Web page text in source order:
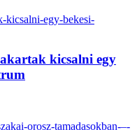
kicsalni egy